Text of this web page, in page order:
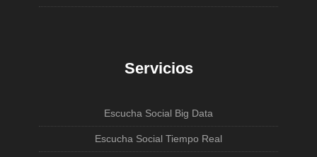
Servicios
Escucha Social Big Data
Escucha Social Tiempo Real